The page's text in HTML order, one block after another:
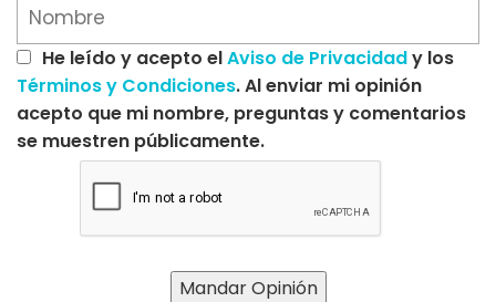
He leído y acepto elAviso de Privacidady los
Términos y Condiciones. Al enviar mi opinión
acepto que mi nombre, preguntas y comentarios
se muestren públicamente.
Mandar Opinión